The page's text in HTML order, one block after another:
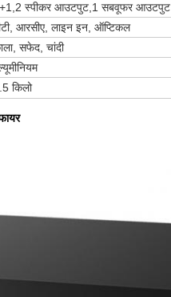
स्पीकर आउटपुट,1 सबवूफर आउटपुट
आरसीए, लाइन इन, ऑप्टिकल
सफेद, चांदी
किलो